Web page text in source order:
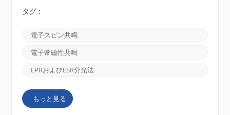
発展とそれを取り巻くいくつかの興味深い物語に遡る
ピン共鳴) と呼ばれていました。 20 世紀半ばに、磁
場における電子の挙動を研究する物理学者によって発
見されました。彼らは、特定の材料が強い磁場にさら
ルギーを吸収することを観察しました。この吸収は、
とによるものです。 この分野が成長するにつれて、
研究者は常磁性種、つまり不対電子を持つ原子、分
子、イオンのスペクトルを研究し始めました。彼ら
タグ :
電子スピン共鳴
電子常磁性共鳴
EPRおよびESR分光法
もっと見る